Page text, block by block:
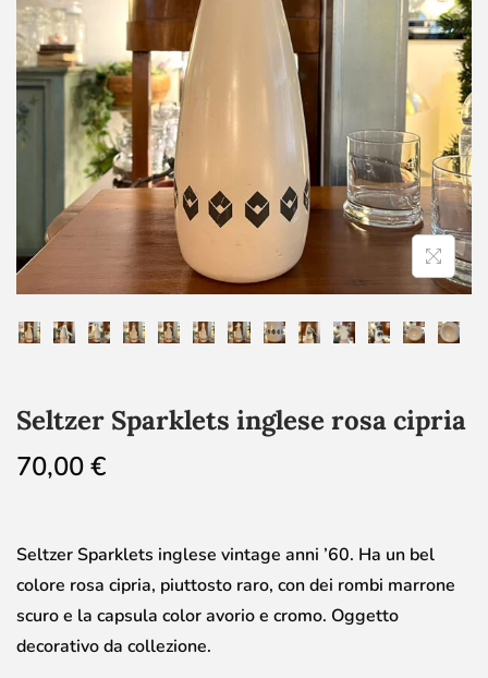
Seltzer Sparklets inglese rosa cipria
70,00€
Seltzer Sparklets inglese vintage anni ’60. Ha un bel
colore rosa cipria, piuttosto raro, con dei rombi marrone
scuro e la capsula color avorio e cromo. Oggetto
decorativo da collezione.